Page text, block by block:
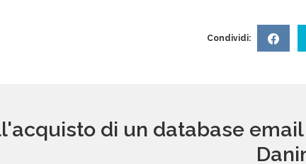
Condividi:
di un database